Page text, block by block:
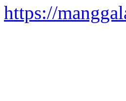
https://